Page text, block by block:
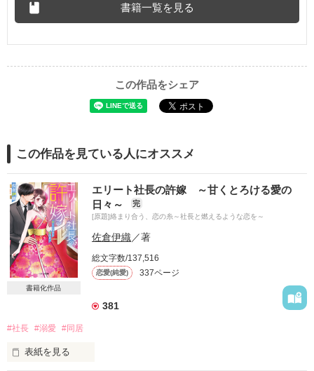
書籍一覧を見る
この作品をシェア
この作品を見ている人にオススメ
書籍化作品
エリート社長の許嫁 ～甘くとろける愛の
日々～
完
[原題]絡まり合う、恋の糸～社長と燃えるような恋を～
佐倉伊織／著
総文字数/137,516
恋愛(純愛) 337ページ
381
#社長 #溺愛 #同居
表紙を見る